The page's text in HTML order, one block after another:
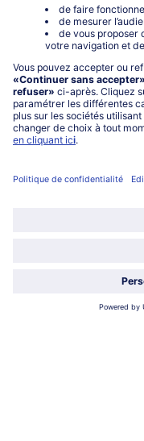
Mon compte bofrost*
service@bofrost.fr
0801 902 406
Lu-Ve : 9h - 20h (appel non